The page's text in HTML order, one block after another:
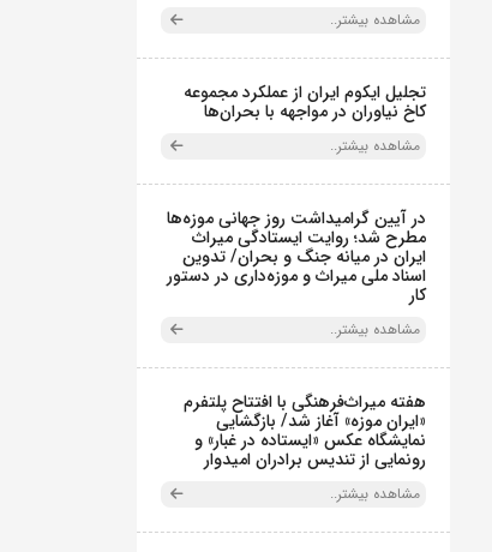
مشاهده بیشتر..
تجلیل ایکوم ایران از عملکرد مجموعه
کاخ نیاوران در مواجهه با بحران‌ها
مشاهده بیشتر..
در آیین گرامیداشت روز جهانی موزه‌ها
مطرح شد؛ روایت ایستادگی میراث
ایران در میانه جنگ و بحران/ تدوین
اسناد ملی میراث و موزه‌داری در دستور
کار
مشاهده بیشتر..
هفته میراث‌فرهنگی با افتتاح پلتفرم
«ایران موزه» آغاز شد/ بازگشایی
نمایشگاه عکس «ایستاده در غبار» و
رونمایی از تندیس برادران امیدوار
مشاهده بیشتر..